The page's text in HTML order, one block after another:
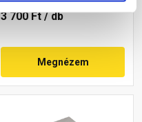
3 700 Ft/ db
Megnézem